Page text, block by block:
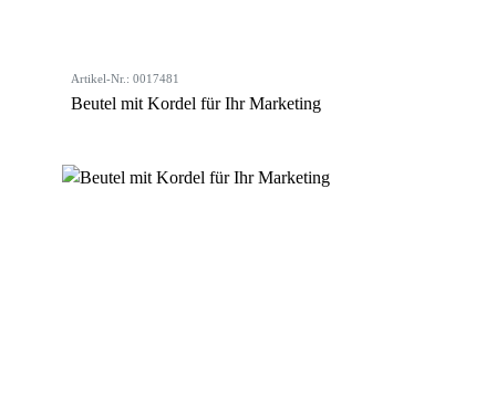
Artikel-Nr.: 0017481
Beutel mit Kordel für Ihr Marketing